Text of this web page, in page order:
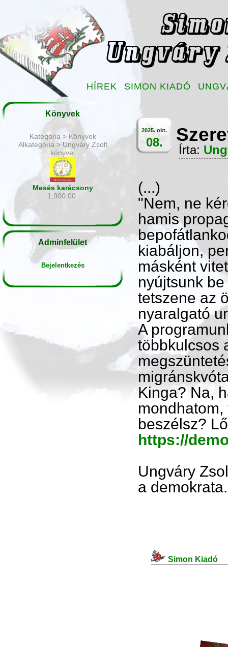
HÍREK SIMON KIADÓ
Könyvek
Kategória > Könyvek
Alkategória > Ungváry Zsolt
könyvei
Mesés karácsony
1,900.00
Adminfelület
Bejelentkezés
2025. okt.
08.
Írta:
(...)
"Nem, ne
hamis
kiabáljon,
másként
nyújtsunk
tetszene az
nyaralgató
A
többkulcsos
Kinga? Na,
beszélsz?
https://
Ungváry
a
Simon Kiadó